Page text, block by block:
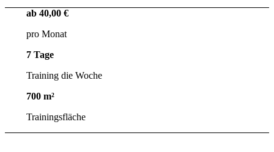
ab 40,00€
pro Monat
7Tage
Training die Woche
700m²
Trainingsfläche